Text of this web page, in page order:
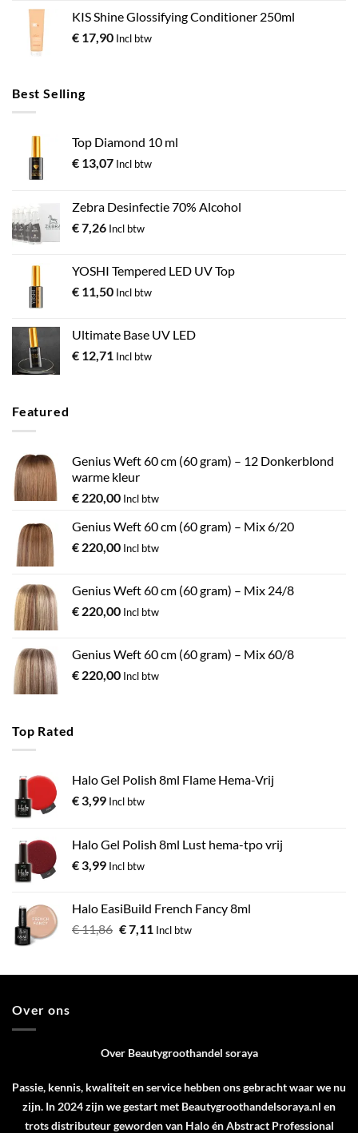
KIS Shine Glossifying Conditioner 250ml
€ 17,90 Incl btw
Best Selling
Top Diamond 10 ml
€ 13,07 Incl btw
Zebra Desinfectie 70% Alcohol
€7,26 Incl btw
YOSHI Tempered LED UV Top
€ 11,50 Incl btw
Ultimate Base UV LED
€ 12,71 Incl btw
Featured
Genius Weft 60 cm (60 gram) – 12 Donkerblond
warme kleur
€ 220,00 Incl btw
Genius Weft 60 cm (60 gram) – Mix 6/20
€ 220,00 Incl btw
Genius Weft 60 cm (60 gram) – Mix 24/8
€ 220,00 Incl btw
Genius Weft 60 cm (60 gram) – Mix 60/8
€ 220,00 Incl btw
Top Rated
Halo Gel Polish 8ml Flame Hema-Vrij
€ 3,99 Incl btw
Halo Gel Polish 8ml Lust hema-tpo vrij
€ 3,99 Incl btw
Halo EasiBuild French Fancy 8ml
€11,86 €7,11 Incl btw
Over ons
Over Beautygroothandel soraya
Passie, kennis, kwaliteit en service hebben ons gebracht waar we nu
zijn. In 2024 zijn we gestart met Beautygroothandelsoraya.nl en
trots distributeur geworden van HaloénAbstract Professional